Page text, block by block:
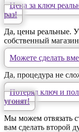
Цена за ключ
раз!
Да, цены реальные. У
собственный
Можете сделать
Да, процедура не
Потерял ключ и
угонят!
Мы можем отвязать
вам сделать второй